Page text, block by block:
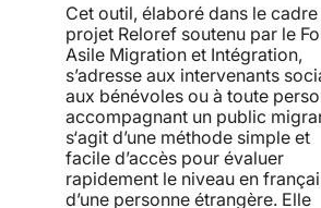
Cet outil, élaboré dans le
projet Reloref soutenu par le
Asile Migration et Intégration,
s’adresse aux intervenants
aux bénévoles ou à toute
accompagnant un public
s‘agit d’une méthode simple et
facile d’accès pour évaluer
rapidement le niveau en
d’une personne étrangère. Elle